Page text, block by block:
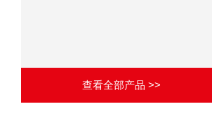
查看全部产品 >>